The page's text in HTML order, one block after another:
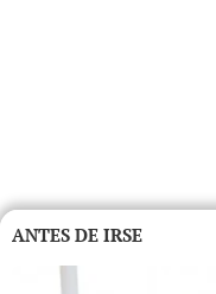
ANTES DE IRSE